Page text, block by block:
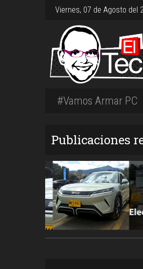
Viernes, 07 de Agosto del
#Vamos Armar PC
Publicaciones